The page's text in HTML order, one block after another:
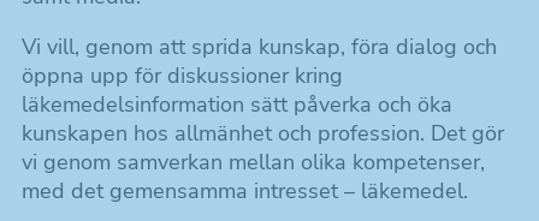
Medicinteknik
Regulatory Affairs
Sjukvårdsfarmaci
Tillverkning och kvalitetssäkring
Vi vill, genom att sprida kunskap, föra dialog och
öppna upp för diskussioner kring
läkemedelsinformation sätt påverka och öka
kunskapen hos allmänhet och profession. Det gör
vi genom samverkan mellan olika kompetenser,
med det gemensamma intresset – läkemedel.